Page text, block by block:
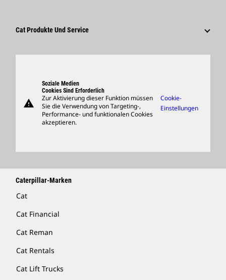
Innovation
Lieferanten
Cat Produkte Und Service
Support
Merchandise
Händler Suchen
warning
Soziale Medien
Cookies Sind Erforderlich
Zur Aktivierung dieser Funktion müssen
Sie die Verwendung von Targeting-,
Performance- und funktionalen Cookies
akzeptieren.
Cookie-
Einstellungen
Caterpillar-Marken
Cat
Cat Financial
Cat Reman
Cat Rentals
Cat Lift Trucks